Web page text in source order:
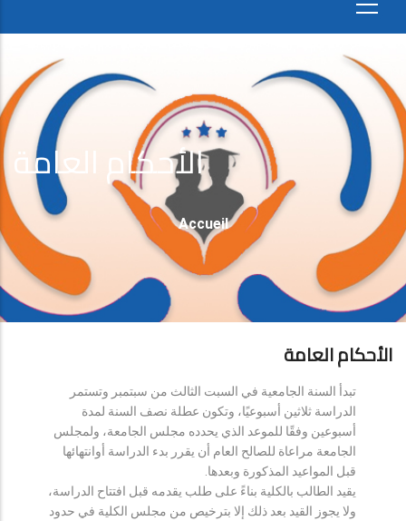
الأحكام العامة
Fil
D'Ariane
Accueil
الأحكام العامة
تبدأ السنة الجامعية في السبت الثالث من سبتمبر وتستمر
الدراسة ثلاثين أسبوعيًا، وتكون عطلة نصف السنة لمدة
أسبوعين وفقًا للموعد الذي يحدده مجلس الجامعة، ولمجلس
الجامعة مراعاة للصالح العام أن يقرر بدء الدراسة أوانتهائها
قبل المواعيد المذكورة وبعدها.
يقيد الطالب بالكلية بناءً على طلب يقدمه قبل افتتاح الدراسة،
ولا يجوز القيد بعد ذلك إلا بترخيص من مجلس الكلية في حدود